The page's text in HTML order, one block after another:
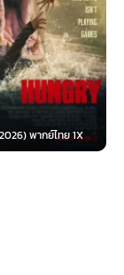
พากย์ไทย 1X